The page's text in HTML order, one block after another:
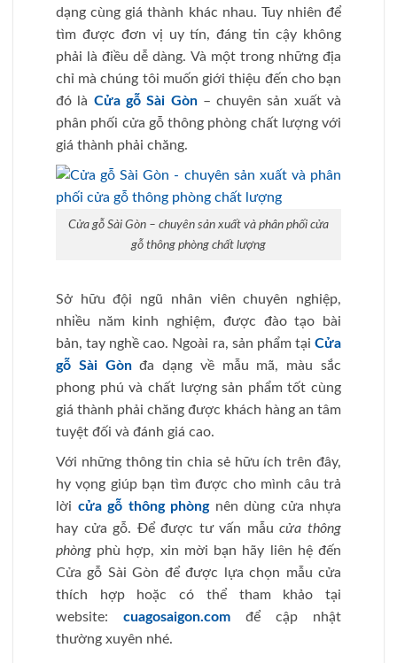
dạng cùng giá thành khác nhau. Tuy nhiên để
tìm được đơn vị uy tín, đáng tin cậy không
phải là điều dễ dàng. Và một trong những địa
chỉ mà chúng tôi muốn giới thiệu đến cho bạn
đó là Cửa gỗ Sài Gòn– chuyên sản xuất và
phân phối cửa gỗ thông phòng chất lượng với
giá thành phải chăng.
Cửa gỗ Sài Gòn – chuyên sản xuất và phân phối cửa
gỗ thông phòng chất lượng
Sở hữu đội ngũ nhân viên chuyên nghiệp,
nhiều năm kinh nghiệm, được đào tạo bài
bản, tay nghề cao. Ngoài ra, sản phẩm tại Cửa
gỗ Sài Gònđa dạng về mẫu mã, màu sắc
phong phú và chất lượng sản phẩm tốt cùng
giá thành phải chăng được khách hàng an tâm
tuyệt đối và đánh giá cao.
Với những thông tin chia sẻ hữu ích trên đây,
hy vọng giúp bạn tìm được cho mình câu trả
lời cửa gỗ thông phòng nên dùng cửa nhựa
hay cửa gỗ. Để được tư vấn mẫucửa thông
phòng phù hợp, xin mời bạn hãy liên hệ đến
Cửa gỗ Sài Gòn để được lựa chọn mẫu cửa
thích hợp hoặc có thể tham khảo tại
website: cuagosaigon.com để cập nhật
thường xuyên nhé.